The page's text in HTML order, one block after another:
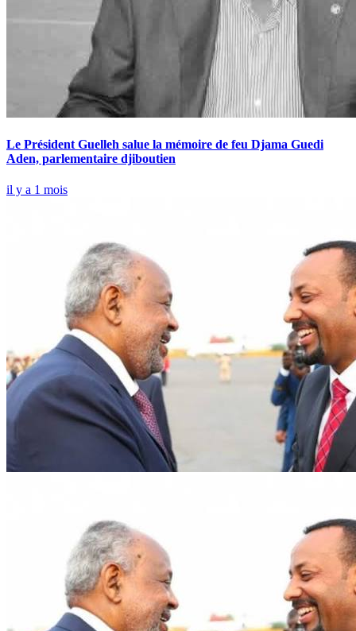
Le Président Guelleh salue la mémoire de feu Djama Guedi
Aden, parlementaire djiboutien
il y a 1 mois